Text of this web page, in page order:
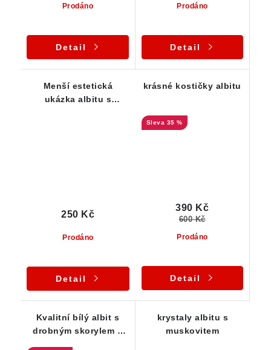
Prodáno
Detail
Prodáno
Detail
Menší estetická
ukázka albitu s
Prodáno
250 Kč
Detail
krásné kostičky albitu
35 %
Prodáno
390 Kč
600 Kč
Detail
Kvalitní bílý albit s
drobným skorylem a
krystaly albitu s
muskovitem